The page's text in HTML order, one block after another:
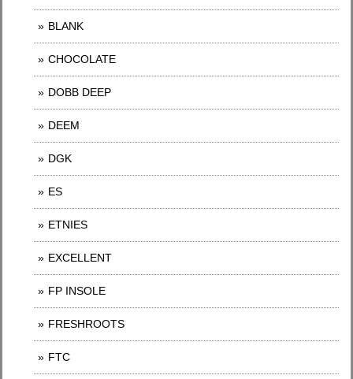
BLANK
CHOCOLATE
DOBB DEEP
DEEM
DGK
ES
ETNIES
EXCELLENT
FP INSOLE
FRESHROOTS
FTC